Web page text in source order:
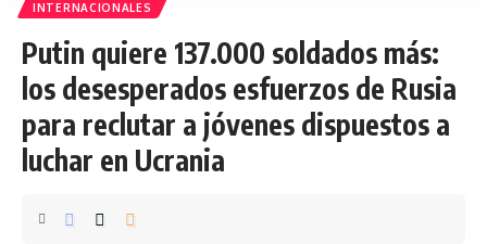
INTERNACIONALES
Putin quiere 137.000 soldados más:
los desesperados esfuerzos de Rusia
para reclutar a jóvenes dispuestos a
luchar en Ucrania